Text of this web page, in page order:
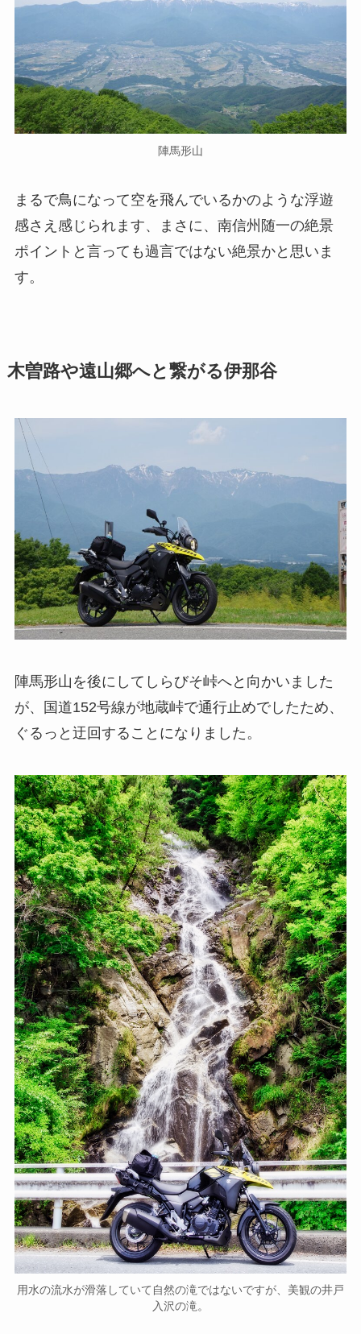
陣馬形山
まるで鳥になって空を飛んでいるかのような浮遊
感さえ感じられます、まさに、南信州随一の絶景
ポイントと言っても過言ではない絶景かと思いま
す。
木曽路や遠山郷へと繋がる伊那谷
陣馬形山を後にしてしらびそ峠へと向かいました
が、国道152号線が地蔵峠で通行止めでしたため、
ぐるっと迂回することになりました。
用水の流水が滑落していて自然の滝ではないですが、美観の井戸
入沢の滝。